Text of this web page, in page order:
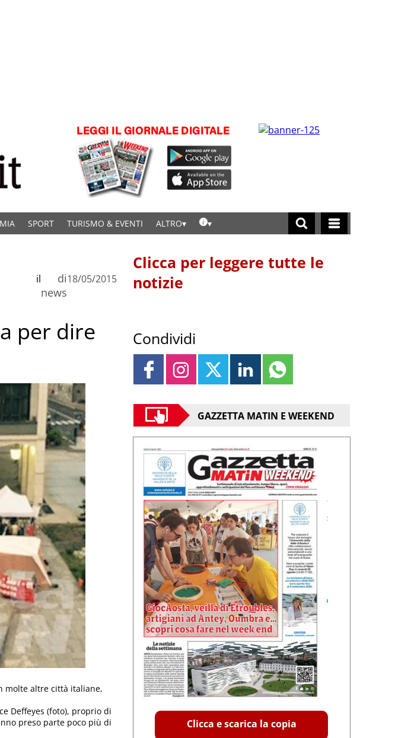
SPORT TURISMO & EVENTI ALTRO
di
news
il 18/05/2015
per dire
molte altre città italiane,
Deffeyes (foto), proprio di
preso parte poco più di
Clicca per leggere tutte le
notizie
Condividi
GAZZETTA MATIN E WEEKEND
Clicca e scarica la copia